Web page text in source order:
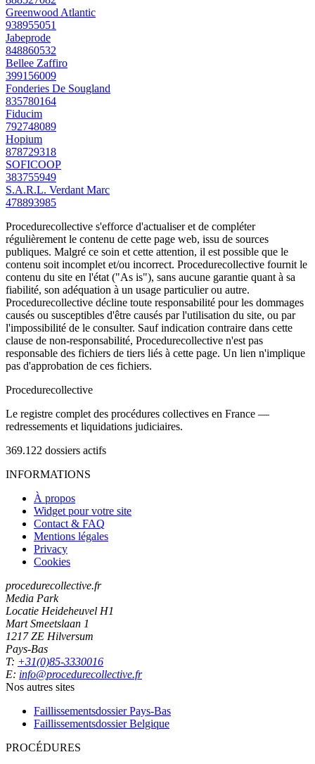
Greenwood Atlantic
938955051
Jabeprode
848860532
Bellee Zaffiro
399156009
Fonderies De Sougland
835780164
Fiducim
792748089
Hopium
878729318
SOFICOOP
383755949
S.A.R.L. Verdant Marc
478893985
Procedurecollective s'efforce d'actualiser et de compléter
régulièrement le contenu de cette page web, issu de sources
publiques. Malgré ce soin et cette attention, il est possible que le
contenu soit incomplet et/ou incorrect. Procedurecollective fournit le
contenu du site en l'état ("As is"), sans aucune garantie quant à sa
fiabilité, son adéquation à un usage particulier ou autre.
Procedurecollective décline toute responsabilité pour les dommages
causés ou susceptibles d'être causés par l'utilisation du site, ou par
l'impossibilité de le consulter. Sauf indication contraire dans cette
clause de non-responsabilité, Procedurecollective n'est pas
responsable des fichiers de tiers liés à cette page. Un lien n'implique
pas d'approbation de ces fichiers.
Procedurecollective
Le registre complet des procédures collectives en France —
redressements et liquidations judiciaires.
369.122 dossiers actifs
INFORMATIONS
À propos
Widget pour votre site
Contact & FAQ
Mentions légales
Privacy
Cookies
procedurecollective.fr
Media Park
Locatie Heideheuvel H1
Mart Smeetslaan 1
1217 ZE Hilversum
Pays-Bas
T: +31(0)85-3330016
E: info@procedurecollective.fr
Nos autres sites
Faillissementsdossier Pays-Bas
Faillissementsdossier Belgique
PROCÉDURES